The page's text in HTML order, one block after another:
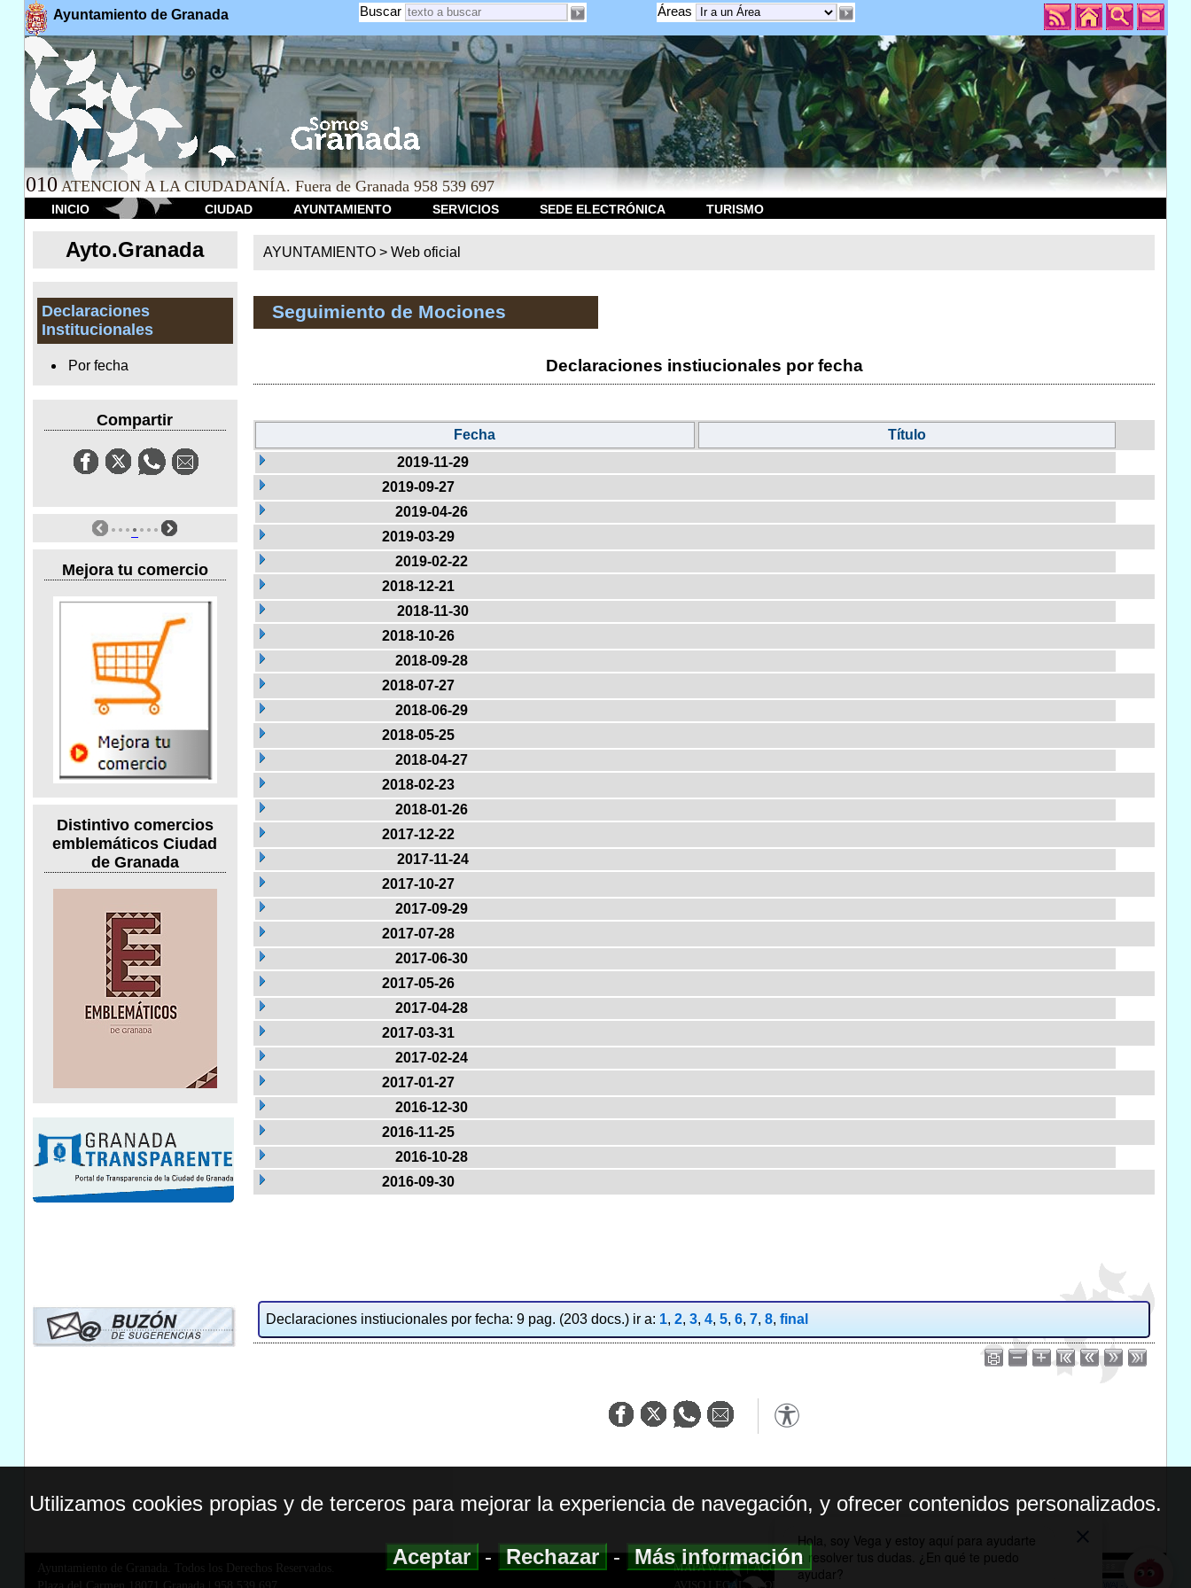
Ayuntamiento de Granada Áreas
Buscar
010 ATENCION A LA CIUDADANÍA. Fuera de Granada 958 539 697
INICIO CIUDAD AYUNTAMIENTO SERVICIOS SEDE ELECTRÓNICA TURISMO
Ayto.Granada
Declaraciones
Institucionales
Por fecha
Compartir
Mejora tu comercio
Distintivo comercios
emblemáticos Ciudad
de Granada
AYUNTAMIENTO > Web oficial
Seguimiento de Mociones
Declaraciones instiucionales por fecha
Fecha
Título
2019-11-29
2019-09-27
2019-04-26
2019-03-29
2019-02-22
2018-12-21
2018-11-30
2018-10-26
2018-09-28
2018-07-27
2018-06-29
2018-05-25
2018-04-27
2018-02-23
2018-01-26
2017-12-22
2017-11-24
2017-10-27
2017-09-29
2017-07-28
2017-06-30
2017-05-26
2017-04-28
2017-03-31
2017-02-24
2017-01-27
2016-12-30
2016-11-25
2016-10-28
2016-09-30
Declaraciones instiucionales por fecha: 9 pag. (203 docs.) ir a: 1, 2, 3, 4, 5, 6, 7, 8, final
Ayuntamiento de Granada. Todos los Derechos Reservados.
MAPA WEB|ACCESIBILIDAD
AVISO LEGAL| POLITICA DE PRIVACIDAD
Utilizamos cookies propias y de terceros para mejorar la experiencia de navegación, y ofrecer contenidos personalizados.
Aceptar-Rechazar-Más información